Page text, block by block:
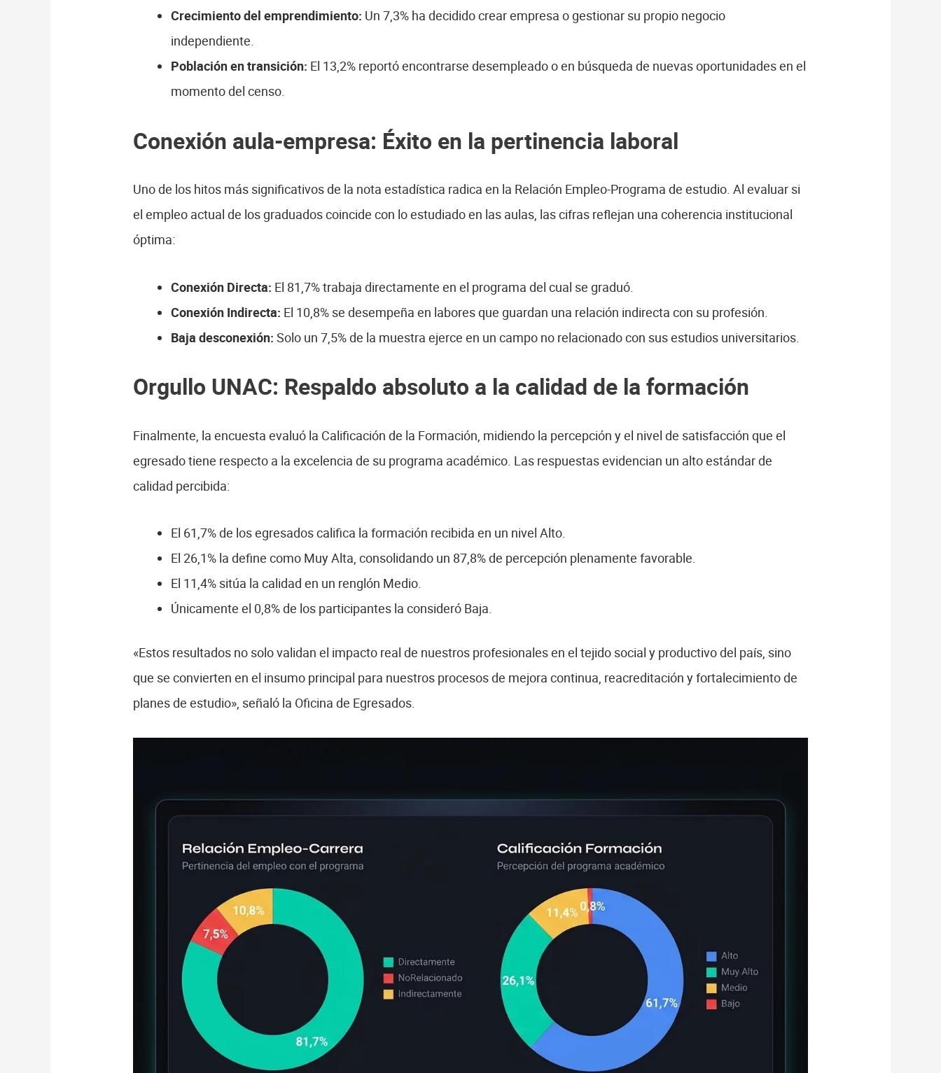
Crecimiento del emprendimiento: Un 7,3% ha decidido crear empresa o gestionar su propio negocio
independiente.
Población en transición: El 13,2% reportó encontrarse desempleado o en búsqueda de nuevas oportunidades en el
momento del censo.
Conexión aula-empresa: Éxito en la pertinencia laboral
Uno de los hitos más significativos de la nota estadística radica en la Relación Empleo-Programa de estudio. Al evaluar si
el empleo actual de los graduados coincide con lo estudiado en las aulas, las cifras reflejan una coherencia institucional
óptima:
Conexión Directa: El 81,7% trabaja directamente en el programa del cual se graduó.
Conexión Indirecta: El 10,8% se desempeña en labores que guardan una relación indirecta con su profesión.
Baja desconexión: Solo un 7,5% de la muestra ejerce en un campo no relacionado con sus estudios universitarios.
Orgullo UNAC: Respaldo absoluto a la calidad de la formación
Finalmente, la encuesta evaluó la Calificación de la Formación, midiendo la percepción y el nivel de satisfacción que el
egresado tiene respecto a la excelencia de su programa académico. Las respuestas evidencian un alto estándar de
calidad percibida:
El 61,7% de los egresados califica la formación recibida en un nivel Alto.
El 26,1% la define como Muy Alta, consolidando un 87,8% de percepción plenamente favorable.
El 11,4% sitúa la calidad en un renglón Medio.
Únicamente el 0,8% de los participantes la consideró Baja.
«Estos resultados no solo validan el impacto real de nuestros profesionales en el tejido social y productivo del país, sino
que se convierten en el insumo principal para nuestros procesos de mejora continua, reacreditación y fortalecimiento de
planes de estudio», señaló la Oficina de Egresados.